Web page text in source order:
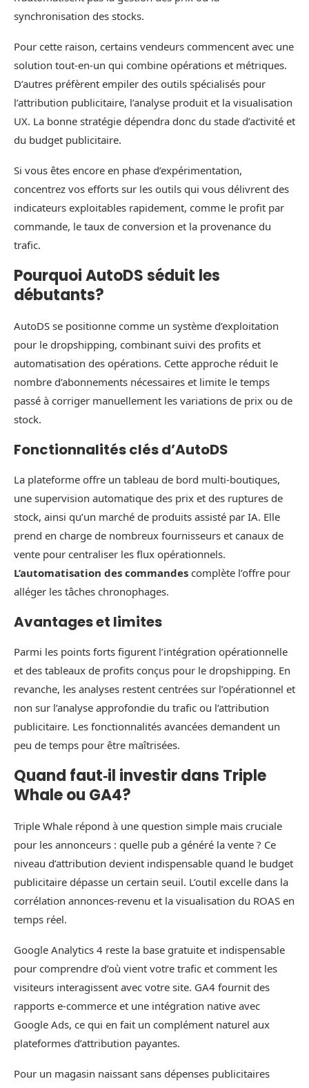
synchronisation des stocks.
Pour cette raison, certains vendeurs commencent avec une
solution tout‑en‑un qui combine opérations et métriques.
D’autres préfèrent empiler des outils spécialisés pour
l’attribution publicitaire, l’analyse produit et la visualisation
UX. La bonne stratégie dépendra donc du stade d’activité et
du budget publicitaire.
Si vous êtes encore en phase d’expérimentation,
concentrez vos efforts sur les outils qui vous délivrent des
indicateurs exploitables rapidement, comme le profit par
commande, le taux de conversion et la provenance du
trafic.
Pourquoi AutoDS séduit les
débutants?
AutoDS se positionne comme un système d’exploitation
pour le dropshipping, combinant suivi des profits et
automatisation des opérations. Cette approche réduit le
nombre d’abonnements nécessaires et limite le temps
passé à corriger manuellement les variations de prix ou de
stock.
Fonctionnalités clés d’AutoDS
La plateforme offre un tableau de bord multi‑boutiques,
une supervision automatique des prix et des ruptures de
stock, ainsi qu’un marché de produits assisté par IA. Elle
prend en charge de nombreux fournisseurs et canaux de
vente pour centraliser les flux opérationnels.
L’automatisation des commandes complète l’offre pour
alléger les tâches chronophages.
Avantages et limites
Parmi les points forts figurent l’intégration opérationnelle
et des tableaux de profits conçus pour le dropshipping. En
revanche, les analyses restent centrées sur l’opérationnel et
non sur l’analyse approfondie du trafic ou l’attribution
publicitaire. Les fonctionnalités avancées demandent un
peu de temps pour être maîtrisées.
Quand faut‑il investir dans Triple
Whale ou GA4?
Triple Whale répond à une question simple mais cruciale
pour les annonceurs : quelle pub a généré la vente ? Ce
niveau d’attribution devient indispensable quand le budget
publicitaire dépasse un certain seuil. L’outil excelle dans la
corrélation annonces‑revenu et la visualisation du ROAS en
temps réel.
Google Analytics 4 reste la base gratuite et indispensable
pour comprendre d’où vient votre trafic et comment les
visiteurs interagissent avec votre site. GA4 fournit des
rapports e‑commerce et une intégration native avec
Google Ads, ce qui en fait un complément naturel aux
plateformes d’attribution payantes.
Pour un magasin naissant sans dépenses publicitaires